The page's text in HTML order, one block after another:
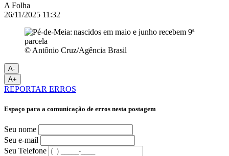
A Folha
26/11/2025 11:32
© Antônio Cruz/Agência Brasil
A-
A+
REPORTAR ERROS
Espaço para a comunicação de erros nesta postagem
Seu nome
Seu e-mail
Seu Telefone